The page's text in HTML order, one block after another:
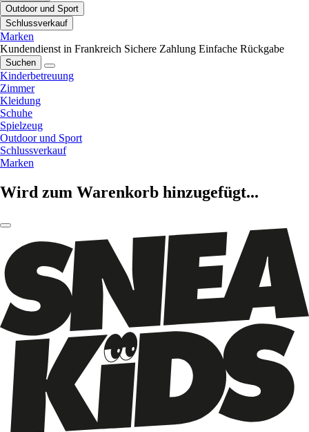
Outdoor und Sport
Schlussverkauf
Marken
Kundendienst in Frankreich Sichere Zahlung Einfache Rückgabe
Suchen
Kinderbetreuung
Zimmer
Kleidung
Schuhe
Spielzeug
Outdoor und Sport
Schlussverkauf
Marken
Wird zum Warenkorb hinzugefügt...